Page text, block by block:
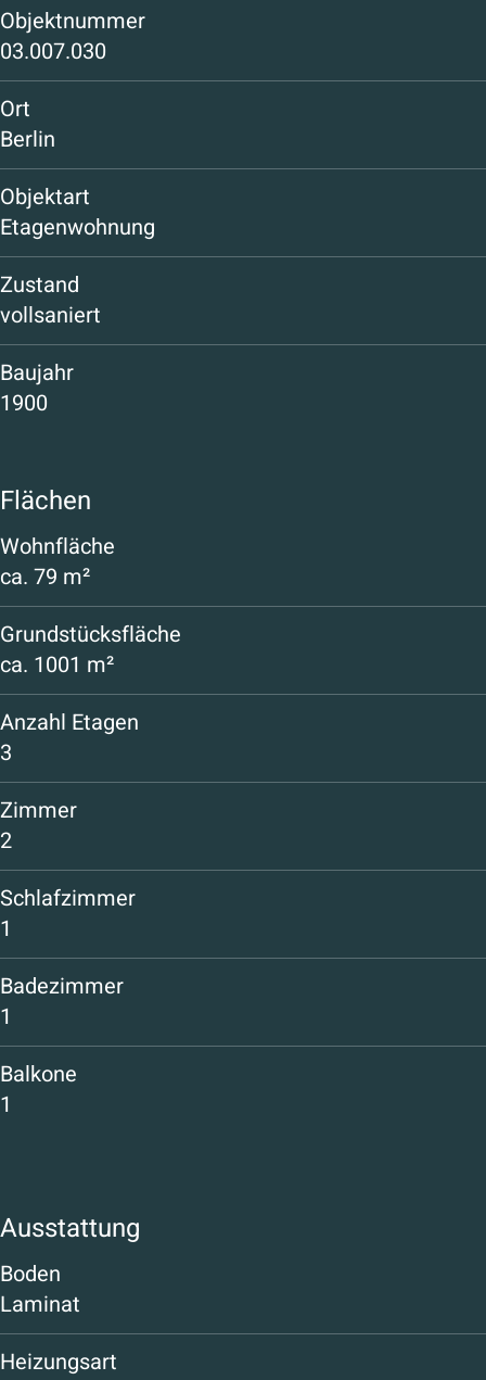
Objektnummer
03.007.030
Ort
Berlin
Objektart
Etagenwohnung
Zustand
vollsaniert
Baujahr
1900
Flächen
Wohnfläche
ca. 79 m²
Grundstücksfläche
ca. 1001 m²
Anzahl Etagen
3
Zimmer
2
Schlafzimmer
1
Badezimmer
1
Balkone
1
Ausstattung
Boden
Laminat
Heizungsart